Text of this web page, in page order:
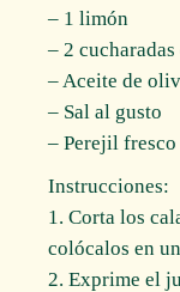
– 1 limón
– 2
– Aceite de
– Sal al gusto
– Perejil
Instrucciones:
1. Corta los
colócalos en
2. Exprime el